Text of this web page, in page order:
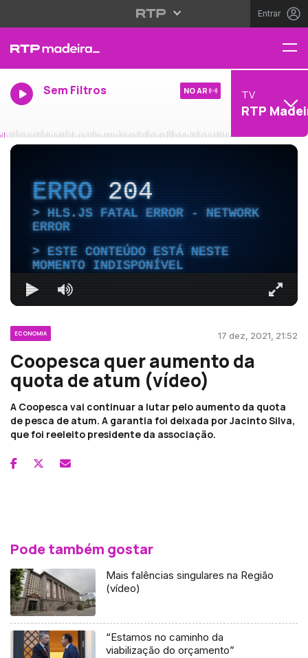
Entrar
Sem Filtros NO AR TV
RTP
ERRO204
HLS.JS FATAL ERROR - NETWORK
ERROR
ESTE CONTEÚDO ESTÁ NESTE
MOMENTO INDISPONÍVEL
ECONOMIA 17 dez, 2021, 21:52
Coopesca quer aumento da
quota de atum (vídeo)
A Coopesca vai continuar a lutar pelo aumento da quota
de pesca de atum. A garantia foi deixada por Jacinto Silva,
que foi reeleito presidente da associação.
Pode também gostar
Mais falências singulares na Região
(vídeo)
“Estamos no caminho da
viabilização do orçamento”